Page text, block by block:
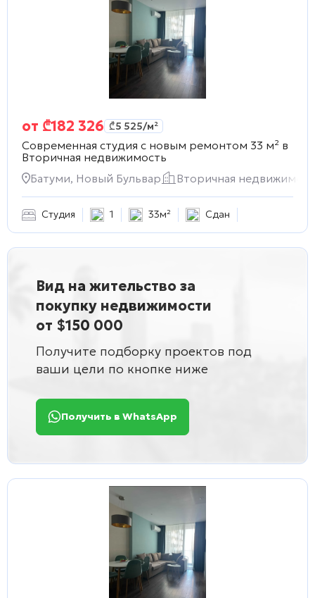
от ₾182 326 ₾5 525/м²
Современная студия с новым ремонтом 33 м² в
Вторичная недвижимость
Батуми, Новый Бульвар
Вторичная
Студия 1 33м² Сдан
Вид на жительство за
покупку недвижимости
от $150 000
Получите подборку проектов под
ваши цели по кнопке ниже
Получить в WhatsApp